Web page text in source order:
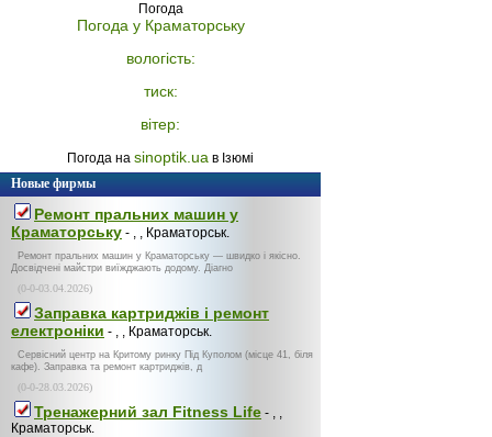
Погода
Погода у Краматорську
вологість:
тиск:
вітер:
Погода на sinoptik.ua в Ізюмі
Новые фирмы
Ремонт пральних машин у
Краматорську - , , Краматорськ.
Ремонт пральних машин у Краматорську — швидко і якісно.
Досвідчені майстри виїжджають додому. Діагно
(0-0-03.04.2026)
Заправка картриджів і ремонт
електроніки - , , Краматорськ.
Сервісний центр на Критому ринку Під Куполом (місце 41, біля
кафе). Заправка та ремонт картриджів, д
(0-0-28.03.2026)
Тренажерний зал Fitness Life - , ,
Краматорськ.